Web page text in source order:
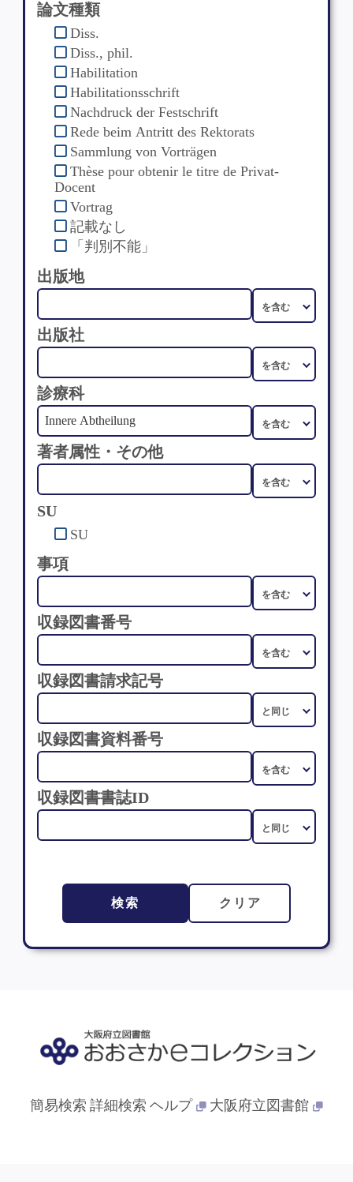
論文種類
Diss.
Diss., phil.
Habilitation
Habilitationsschrift
Nachdruck der Festschrift
Rede beim Antritt des Rektorats
Sammlung von Vorträgen
Thèse pour obtenir le titre de Privat-
Docent
Vortrag
記載なし
「判別不能」
出版地
出版社
診療科
著者属性・その他
SU
SU
事項
収録図書番号
収録図書請求記号
収録図書資料番号
収録図書書誌ID
検索 クリア
簡易検索 詳細検索 ヘルプ 大阪府立図書館